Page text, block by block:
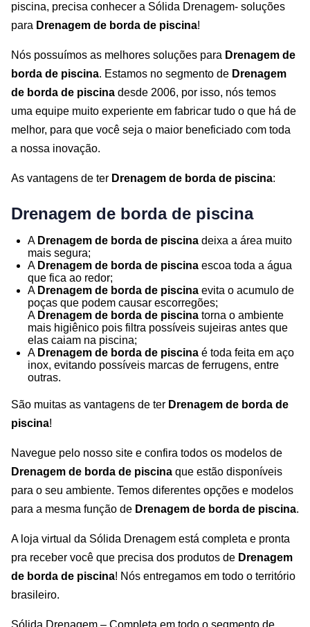
piscina, precisa conhecer a Sólida Drenagem- soluções
para Drenagem de borda de piscina!
Nós possuímos as melhores soluções para Drenagem de
borda de piscina. Estamos no segmento de Drenagem
de borda de piscina desde 2006, por isso, nós temos
uma equipe muito experiente em fabricar tudo o que há de
melhor, para que você seja o maior beneficiado com toda
a nossa inovação.
As vantagens de ter Drenagem de borda de piscina:
Drenagem de borda de piscina
A Drenagem de borda de piscina deixa a área muito
mais segura;
A Drenagem de borda de piscina escoa toda a água
que fica ao redor;
A Drenagem de borda de piscina evita o acumulo de
poças que podem causar escorregões;
A Drenagem de borda de piscina torna o ambiente
mais higiênico pois filtra possíveis sujeiras antes que
elas caiam na piscina;
A Drenagem de borda de piscina é toda feita em aço
inox, evitando possíveis marcas de ferrugens, entre
outras.
São muitas as vantagens de ter Drenagem de borda de
piscina!
Navegue pelo nosso site e confira todos os modelos de
Drenagem de borda de piscina que estão disponíveis
para o seu ambiente. Temos diferentes opções e modelos
para a mesma função de Drenagem de borda de piscina.
A loja virtual da Sólida Drenagem está completa e pronta
pra receber você que precisa dos produtos de Drenagem
de borda de piscina! Nós entregamos em todo o território
brasileiro.